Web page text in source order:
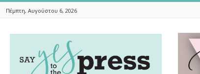
Πέμπτη, Αυγούστου 6, 2026
To
The